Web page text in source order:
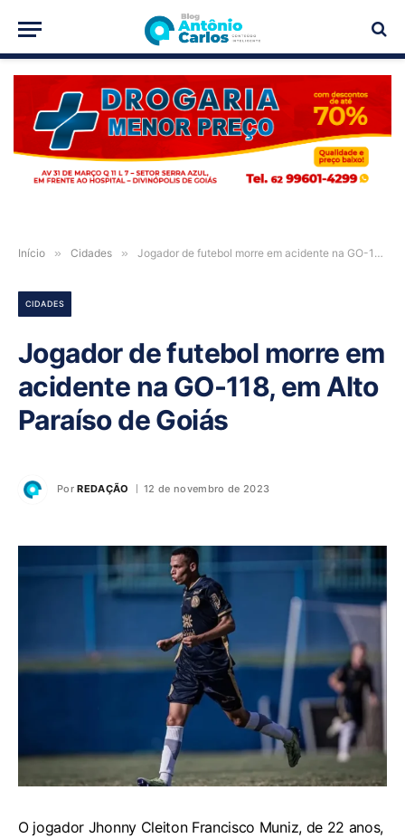
PUBLICIDADE
Início » Cidades » Jogador de futebol morre em acidente na GO-118, em Alto Paraíso de Goiás
CIDADES
Jogador de futebol morre em
acidente na GO-118, em Alto
Paraíso de Goiás
Por REDAÇÃO 12 de novembro de 2023
O jogador Jhonny Cleiton Francisco Muniz, de 22 anos,